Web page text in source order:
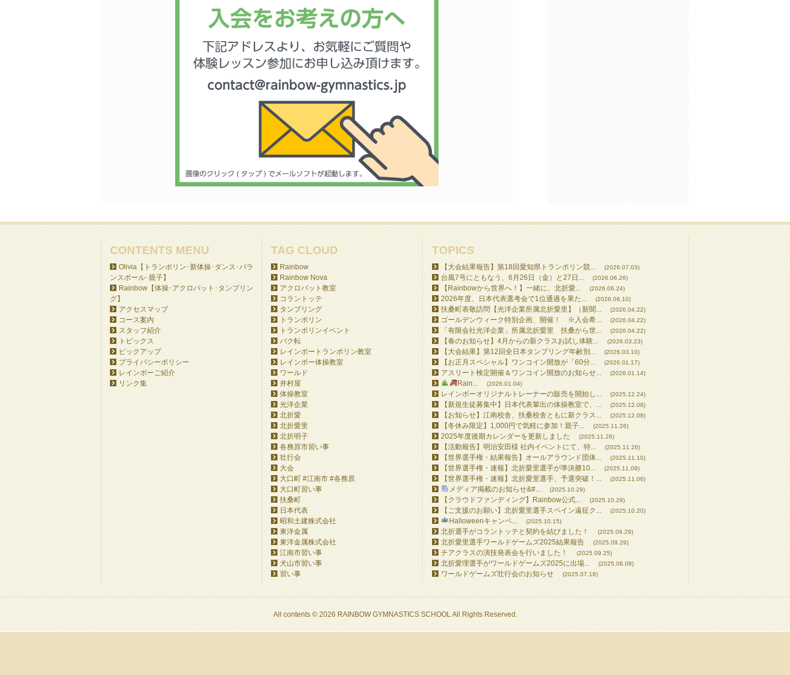
CONTENTS MENU
Olivia【トランポリン･新体操･ダンス･バラ
ンスボール･親子】
Rainbow【体操･アクロバット･タンブリン
グ】
アクセスマップ
コース案内
スタッフ紹介
トピックス
ピックアップ
プライバシーポリシー
レインボーご紹介
リンク集
TAG CLOUD
Rainbow
Rainbow Nova
アクロバット教室
コラントッテ
タンブリング
トランポリン
トランポリンイベント
バク転
レインボートランポリン教室
レインボー体操教室
ワールド
井村屋
体操教室
光洋企業
北折愛
北折愛里
北折明子
各務原市習い事
壮行会
大会
大口町 #江南市 #各務原
大口町習い事
扶桑町
日本代表
昭和土建株式会社
東洋金属
東洋金属株式会社
江南市習い事
犬山市習い事
習い事
TOPICS
【大会結果報告】第18回愛知県トランポリン競... (2026.07.03)
台風7号にともなう、6月26日（金）と27日... (2026.06.26)
【Rainbowから世界へ！】一緒に、北折愛... (2026.06.24)
2026年度、日本代表選考会で1位通過を果た... (2026.06.10)
扶桑町表敬訪問【光洋企業所属北折愛里】（新聞... (2026.04.22)
ゴールデンウィーク特別企画、開催！ ※入会希... (2026.04.22)
「有限会社光洋企業」所属北折愛里 扶桑から世... (2026.04.22)
【春のお知らせ】4月からの新クラスお試し体験... (2026.03.23)
【大会結果】第12回全日本タンブリング年齢別... (2026.03.10)
【お正月スペシャル】ワンコイン開放が「60分... (2026.01.17)
アスリート検定開催＆ワンコイン開放のお知らせ... (2026.01.14)
Rain... (2026.01.04)
レインボーオリジナルトレーナーの販売を開始し... (2025.12.24)
【新規生徒募集中】日本代表輩出の体操教室で、... (2025.12.08)
【お知らせ】江南校舎、扶桑校舎ともに新クラス... (2025.12.08)
【冬休み限定】1,000円で気軽に参加！親子... (2025.11.26)
2025年度後期カレンダーを更新しました (2025.11.26)
【活動報告】明治安田様 社内イベントにて、特... (2025.11.26)
【世界選手権・結果報告】オールアラウンド団体... (2025.11.10)
【世界選手権・速報】北折愛里選手が準決勝10... (2025.11.09)
【世界選手権・速報】北折愛里選手、予選突破！... (2025.11.06)
メディア掲載のお知らせ&#... (2025.10.29)
【クラウドファンディング】Rainbow公式... (2025.10.29)
【ご支援のお願い】北折愛里選手スペイン遠征ク... (2025.10.20)
Halloweenキャンペ... (2025.10.15)
北折選手がコラントッテと契約を結びました！ (2025.09.29)
北折愛里選手ワールドゲームズ2025結果報告 (2025.09.29)
チアクラスの演技発表会を行いました！ (2025.09.25)
北折愛理選手がワールドゲームズ2025に出場... (2025.08.08)
ワールドゲームズ壮行会のお知らせ (2025.07.18)
All contents © 2026 RAINBOW GYMNASTICS SCHOOL All Rights Reserved.